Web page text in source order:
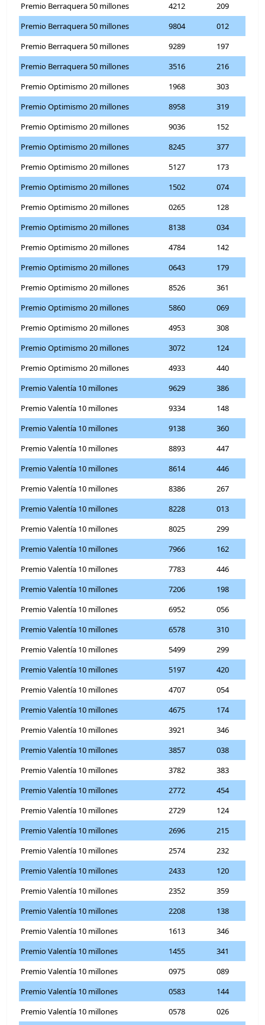
Premio Berraquera 50 millones
4212
209
Premio Berraquera 50 millones
9804
012
Premio Berraquera 50 millones
9289
197
Premio Berraquera 50 millones
3516
216
Premio Optimismo 20 millones
1968
303
Premio Optimismo 20 millones
8958
319
Premio Optimismo 20 millones
9036
152
Premio Optimismo 20 millones
8245
377
Premio Optimismo 20 millones
5127
173
Premio Optimismo 20 millones
1502
074
Premio Optimismo 20 millones
0265
128
Premio Optimismo 20 millones
8138
034
Premio Optimismo 20 millones
4784
142
Premio Optimismo 20 millones
0643
179
Premio Optimismo 20 millones
8526
361
Premio Optimismo 20 millones
5860
069
Premio Optimismo 20 millones
4953
308
Premio Optimismo 20 millones
3072
124
Premio Optimismo 20 millones
4933
440
Premio Valentía 10 millones
9629
386
Premio Valentía 10 millones
9334
148
Premio Valentía 10 millones
9138
360
Premio Valentía 10 millones
8893
447
Premio Valentía 10 millones
8614
446
Premio Valentía 10 millones
8386
267
Premio Valentía 10 millones
8228
013
Premio Valentía 10 millones
8025
299
Premio Valentía 10 millones
7966
162
Premio Valentía 10 millones
7783
446
Premio Valentía 10 millones
7206
198
Premio Valentía 10 millones
6952
056
Premio Valentía 10 millones
6578
310
Premio Valentía 10 millones
5499
299
Premio Valentía 10 millones
5197
420
Premio Valentía 10 millones
4707
054
Premio Valentía 10 millones
4675
174
Premio Valentía 10 millones
3921
346
Premio Valentía 10 millones
3857
038
Premio Valentía 10 millones
3782
383
Premio Valentía 10 millones
2772
454
Premio Valentía 10 millones
2729
124
Premio Valentía 10 millones
2696
215
Premio Valentía 10 millones
2574
232
Premio Valentía 10 millones
2433
120
Premio Valentía 10 millones
2352
359
Premio Valentía 10 millones
2208
138
Premio Valentía 10 millones
1613
346
Premio Valentía 10 millones
1455
341
Premio Valentía 10 millones
0975
089
Premio Valentía 10 millones
0583
144
Premio Valentía 10 millones
0578 026